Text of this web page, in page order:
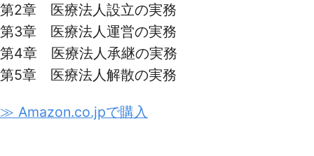
第2章 医療法人設立の実務
第3章 医療法人運営の実務
第4章 医療法人承継の実務
第5章 医療法人解散の実務
≫ Amazon.co.jpで購入